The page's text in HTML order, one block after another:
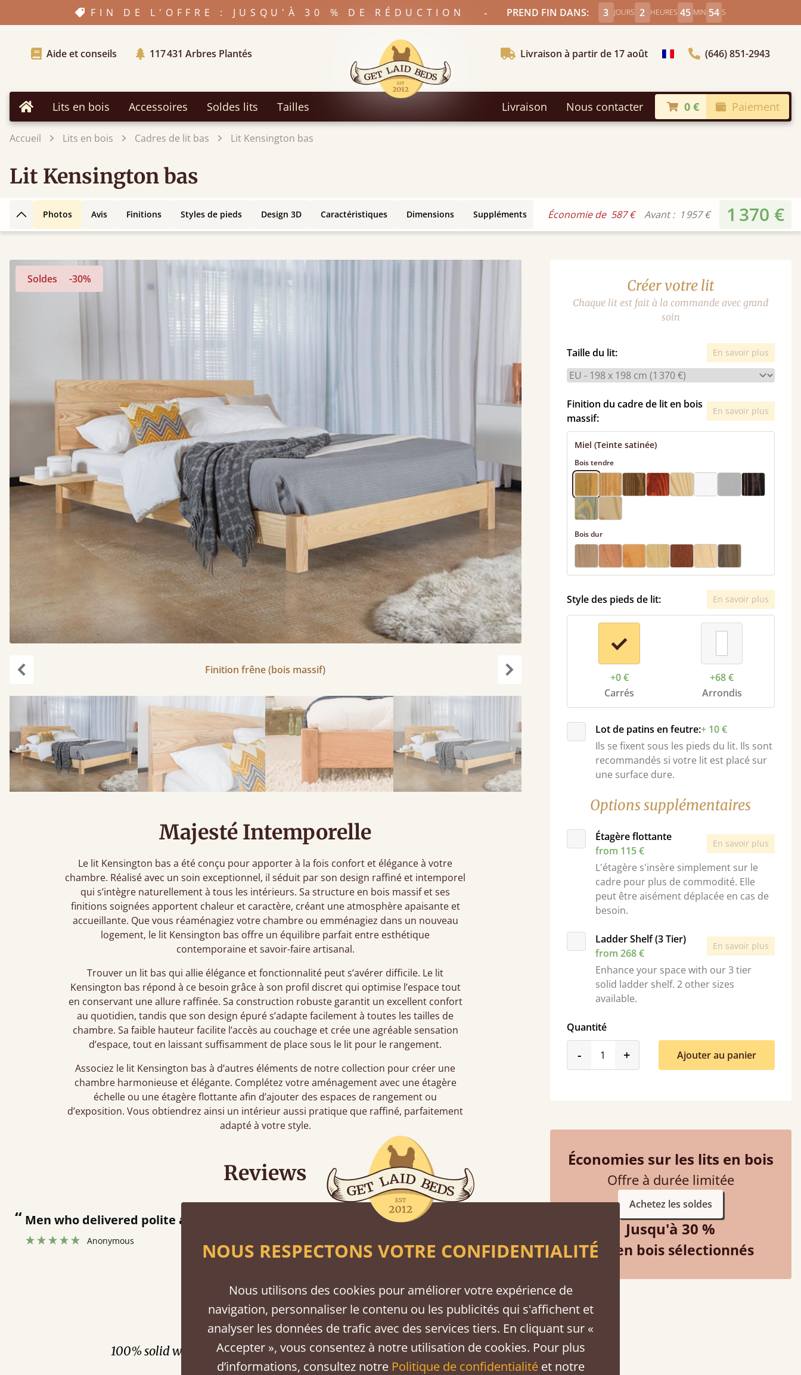
FIN DE L'OFFRE : JUSQU'À 30 % DE RÉDUCTION - PREND FIN DANS: 3 JOURS 2 HEURES 45 MIN 52 S
Aide et conseils 117 431 Arbres Plantés Livraison à partir de 17 août Choisir le pays(646) 851-2943
Accueil Lits en bois Accessoires Soldes lits Tailles Livraison Nous contacter 0 € Paiement
Accueil Lits en bois Cadres de lit bas Lit Kensington bas
Lit Kensington bas
Retour en haut de la page
Photos Avis Finitions Styles de pieds Design 3D Caractéristiques Dimensions Suppléments FAQ
Économie de 587 € Avant : 1 957 € 1 370 €
Soldes -30%
Finition frêne (bois massif)
Majesté Intemporelle
Le lit Kensington bas a été conçu pour apporter à la fois confort et élégance à votre
chambre. Réalisé avec un soin exceptionnel, il séduit par son design raffiné et intemporel
qui s’intègre naturellement à tous les intérieurs. Sa structure en bois massif et ses
finitions soignées apportent chaleur et caractère, créant une atmosphère apaisante et
accueillante. Que vous réaménagiez votre chambre ou emménagiez dans un nouveau
logement, le lit Kensington bas offre un équilibre parfait entre esthétique
contemporaine et savoir-faire artisanal.
Trouver un lit bas qui allie élégance et fonctionnalité peut s’avérer difficile. Le lit
Kensington bas répond à ce besoin grâce à son profil discret qui optimise l’espace tout
en conservant une allure raffinée. Sa construction robuste garantit un excellent confort
au quotidien, tandis que son design épuré s’adapte facilement à toutes les tailles de
chambre. Sa faible hauteur facilite l’accès au couchage et crée une agréable sensation
d’espace, tout en laissant suffisamment de place sous le lit pour le rangement.
Associez le lit Kensington bas à d’autres éléments de notre collection pour créer une
chambre harmonieuse et élégante. Complétez votre aménagement avec une étagère
échelle ou une étagère flottante afin d’ajouter des espaces de rangement ou
d’exposition. Vous obtiendrez ainsi un intérieur aussi pratique que raffiné, parfaitement
adapté à votre style.
Créer votre lit
Chaque lit est fait à la commande avec grand
soin
Taille du lit: En savoir plus
Finition du cadre de lit en bois
massif:
En savoir plus
Miel (Teinte satinée)
Bois tendre
Bois dur
Style des pieds de lit: En savoir plus
+0 €
Carrés
+68 €
Arrondis
Lot de patins en feutre:+ 10 €
Ils se fixent sous les pieds du lit. Ils sont
recommandés si votre lit est placé sur
une surface dure.
Options supplémentaires
Étagère flottante
from 115 €
En savoir plus
L'étagère s'insère simplement sur le
cadre pour plus de commodité. Elle
peut être aisément déplacée en cas de
besoin.
Ladder Shelf (3 Tier)
from 268 €
En savoir plus
Enhance your space with our 3 tier
solid ladder shelf. 2 other sizes
available.
Quantité
-product_form.decrease
+product_form.increase
Ajouter au panier
Économies sur les lits en bois
Offre à durée limitée
Achetez les soldes
Jusqu'à 30 %
Lits en bois sélectionnés
Reviews
fast at putting bed together.
contacted when they were half an hour away!
Justine Walker
Finitions
100% solid wood. Choose between softwood or hardwood.
NOUS RESPECTONS VOTRE CONFIDENTIALITÉ
Nous utilisons des cookies pour améliorer votre expérience de
navigation, personnaliser le contenu ou les publicités qui s'affichent et
analyser les données de trafic avec des services tiers. En cliquant sur «
Accepter », vous consentez à notre utilisation de cookies. Pour plus
d’informations, consultez notre Politique de confidentialitéet notre